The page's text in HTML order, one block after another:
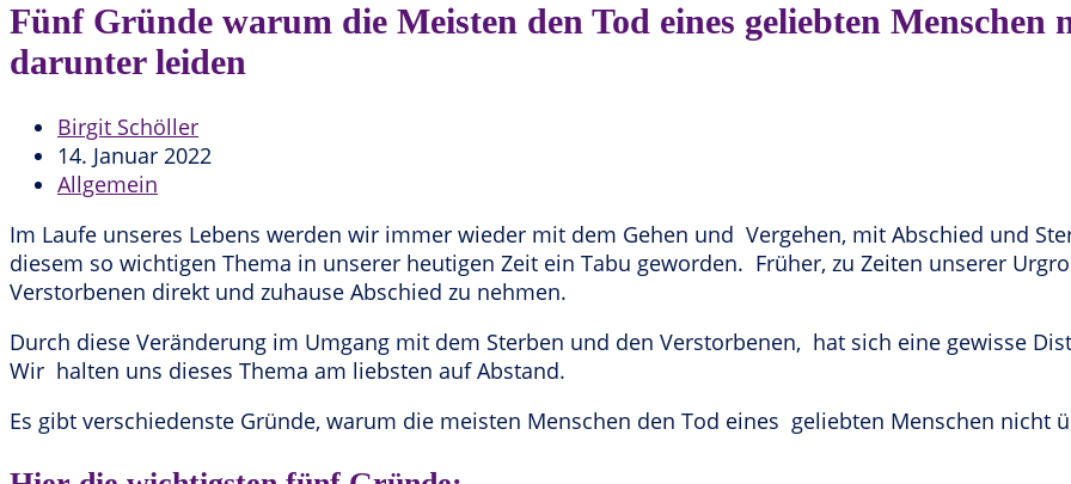
Fünf Gründe warum die Meisten den Tod eines geliebten
darunter leiden
Beitrags-
Autor:
Birgit Schöller
Beitrag
veröffentlicht:
14. Januar 2022
Beitrags-
Allgemein
Im Laufe unseres Lebens werden wir immer wieder mit dem Gehen und Vergehen, mit Abschied und
diesem so wichtigen Thema in unserer heutigen Zeit ein Tabu geworden. Früher, zu Zeiten unserer
Verstorbenen direkt und zuhause Abschied zu nehmen.
Durch diese Veränderung im Umgang mit dem Sterben und den Verstorbenen, hat sich eine gewisse
Wir halten uns dieses Thema am liebsten auf Abstand.
Es gibt verschiedenste Gründe, warum die meisten Menschen den Tod eines geliebten Menschen